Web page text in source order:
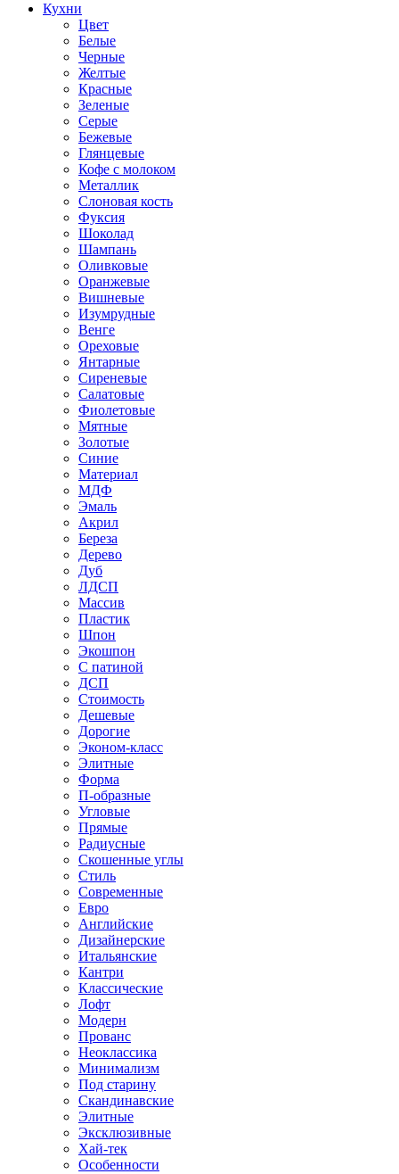
Кухни
Цвет
Белые
Черные
Желтые
Красные
Зеленые
Серые
Бежевые
Глянцевые
Кофе с молоком
Металлик
Слоновая кость
Фуксия
Шоколад
Шампань
Оливковые
Оранжевые
Вишневые
Изумрудные
Венге
Ореховые
Янтарные
Сиреневые
Салатовые
Фиолетовые
Мятные
Золотые
Синие
Материал
МДФ
Эмаль
Акрил
Береза
Дерево
Дуб
ЛДСП
Массив
Пластик
Шпон
Экошпон
С патиной
ДСП
Стоимость
Дешевые
Дорогие
Эконом-класс
Элитные
Форма
П-образные
Угловые
Прямые
Радиусные
Скошенные углы
Стиль
Современные
Евро
Английские
Дизайнерские
Итальянские
Кантри
Классические
Лофт
Модерн
Прованс
Неоклассика
Минимализм
Под старину
Скандинавские
Элитные
Эксклюзивные
Хай-тек
Особенности